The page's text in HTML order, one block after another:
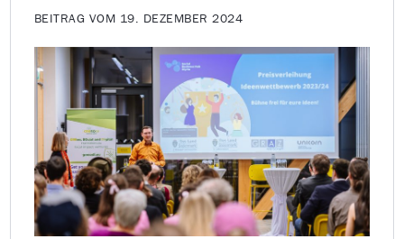
BEITRAG VOM 19. DEZEMBER 2024